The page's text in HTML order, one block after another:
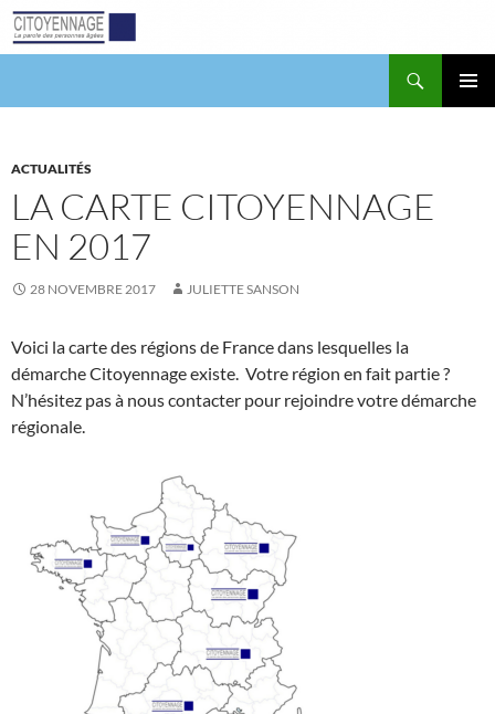
Aller
au
ACTUALITÉS
LA CARTE CITOYENNAGE
EN 2017
28 NOVEMBRE 2017 JULIETTE SANSON
Voici la carte des régions de France dans lesquelles la
démarche Citoyennage existe. Votre région en fait partie ?
N’hésitez pas à nous contacter pour rejoindre votre démarche
régionale.